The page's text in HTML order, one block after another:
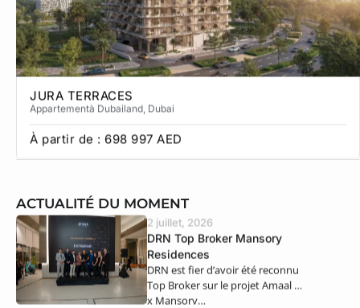
JURA TERRACES
Appartementà Dubailand , Dubai
À partir de : 698 997 AED
ACTUALITÉ DU MOMENT
2 juillet, 2026
DRN Top Broker Mansory
Residences
DRN est fier d’avoir été reconnu
Top Broker sur le projet Amaal 8
x Mansory…